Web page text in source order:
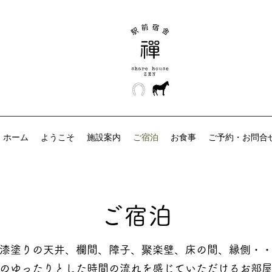
ホーム ようこそ 施設案内 ご宿泊 お食事 ご予約・お問合
ご宿泊
​漆塗りの天井、欄間、障子、聚楽壁、床の間、縁側・・
ゆったりとした時間の流れを感じていただけるお部屋